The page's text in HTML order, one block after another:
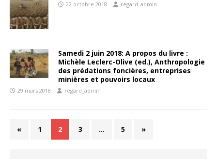
22 octobre 2018 regard_admin
Samedi 2 juin 2018: A propos du livre :
Michèle Leclerc-Olive (ed.), Anthropologie
des prédations foncières, entreprises
minières et pouvoirs locaux
29 mars 2018 regard_admin
« 1 2 3 … 5 »